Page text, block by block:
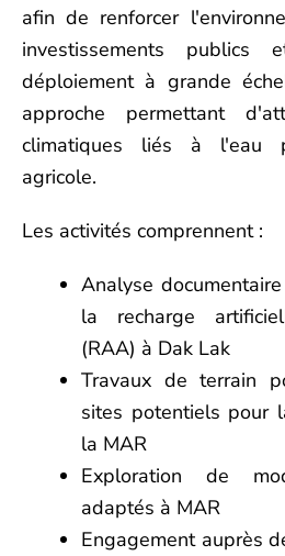
afin de renforcer
investissements
déploiement à grande
approche permettant
climatiques liés à l'eau
agricole.
Les activités comprennent :
Analyse
la recharge
(RAA) à Dak Lak
Travaux de terrain
sites potentiels pour
la MAR
Exploration de
adaptés à MAR
Engagement auprès